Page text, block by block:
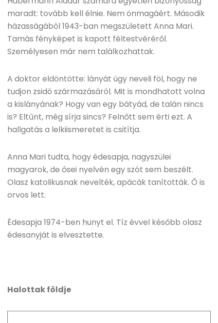
maradt: tovább kell élnie. Nem önmagáért. Második
házasságából 1943-ban megszületett Anna Mari.
Tamás fényképet is kapott féltestvéréről.
Személyesen már nem találkozhattak.
A doktor eldöntötte: lányát úgy neveli föl, hogy ne
tudjon zsidó származásáról. Mit is mondhatott volna
a kislányának? Hogy van egy bátyád, de talán nincs
is? Eltűnt, még sírja sincs? Felnőtt sem érti ezt. A
hallgatás a lelkiismeretet is csitítja.
Anna Mari tudta, hogy édesapja, nagyszülei
magyarok, de ősei nyelvén egy szót sem beszélt.
Olasz katolikusnak nevelték, apácák tanították. Ő is
orvos lett.
Édesapja 1974-ben hunyt el. Tíz évvel később olasz
édesanyját is elvesztette.
Halottak földje